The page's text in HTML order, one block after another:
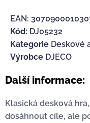
EAN:
Kód: DJ05232
Kategorie Deskové
Výrobce DJECO
Další informace:
Klasická desková
dosáhnout cíle, ale